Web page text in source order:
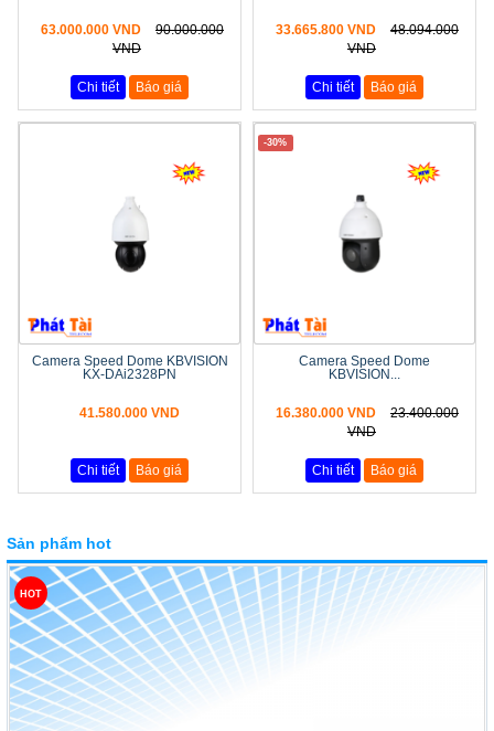
63.000.000 VND
90.000.000
VND
Chi tiết Báo giá
33.665.800 VND
48.094.000
VND
Chi tiết Báo giá
Camera Speed Dome KBVISION
KX-DAi2328PN
41.580.000 VND
Chi tiết Báo giá
-30%
Camera Speed Dome
KBVISION...
16.380.000 VND
23.400.000
VND
Chi tiết Báo giá
Sản phẩm hot
HOT